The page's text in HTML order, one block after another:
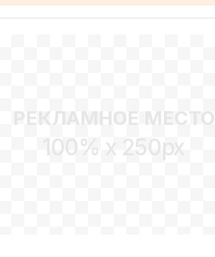
РЕКЛАМНОЕ МЕСТО
100% x 250px